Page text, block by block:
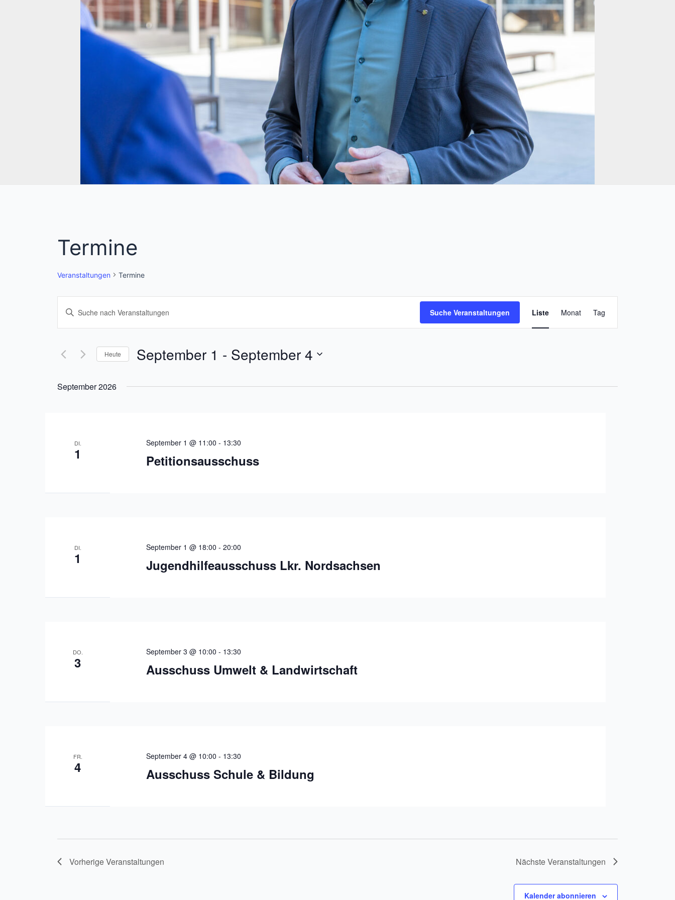
Termine
Veranstaltungen Termine
Veranstaltungen
Suche
und
Ansichten,
Navigation
Bitte
Suche
nach
Schlüsselwort.
Suche Veranstaltungen
Ansichten-
Liste Monat Tag
Heute September 1 - September 4
September 2026
DI.
1
September 1 @ 11:00 - 13:30
Petitionsausschuss
DI.
1
September 1 @ 18:00 -20:00
Jugendhilfeausschuss Lkr. Nordsachsen
DO.
3
September 3 @ 10:00 - 13:30
Ausschuss Umwelt & Landwirtschaft
FR.
4
September 4 @ 10:00 - 13:30
Ausschuss Schule & Bildung
VorherigeVeranstaltungen NächsteVeranstaltungen
Kalender abonnieren